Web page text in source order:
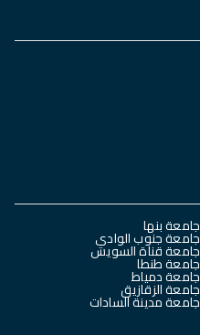
جامعة بنها
جامعة جنوب الوادي
جامعة قناة السويس
جامعة طنطا
جامعة دمياط
جامعة الزقازيق
جامعة مدينة السادات